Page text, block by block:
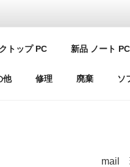
コン 倶楽
トップ PC 新品 ノート PC
他 修理 廃棄 ソ
mail